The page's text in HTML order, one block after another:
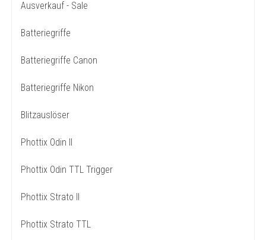
Ausverkauf - Sale
Batteriegriffe
Batteriegriffe Canon
Batteriegriffe Nikon
Blitzauslöser
Phottix Odin II
Phottix Odin TTL Trigger
Phottix Strato II
Phottix Strato TTL